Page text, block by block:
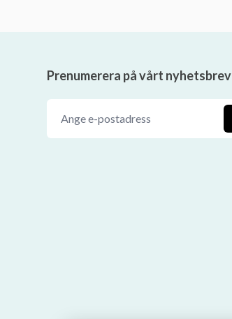
Prenumerera på vårt nyhetsbrev